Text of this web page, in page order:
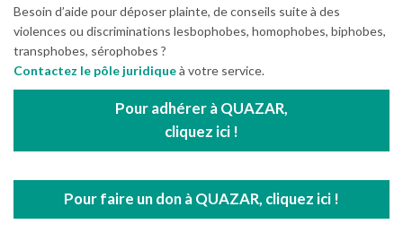
Besoin d’aide pour déposer plainte, de conseils suite à des
violences ou discriminations lesbophobes, homophobes, biphobes,
transphobes, sérophobes ?
Contactez le pôle juridiqueà votre service.
Pour adhérer à QUAZAR,
cliquez ici !
Pour faire un don à QUAZAR, cliquez ici !